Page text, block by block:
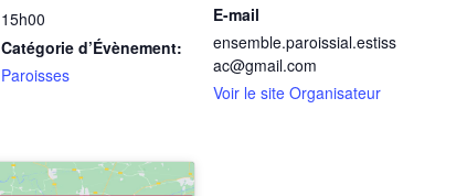
15h00
Catégorie d’Évènement:
Paroisses
E-mail
ensemble.paroissial.estiss
ac@gmail.com
Voir le site Organisateur